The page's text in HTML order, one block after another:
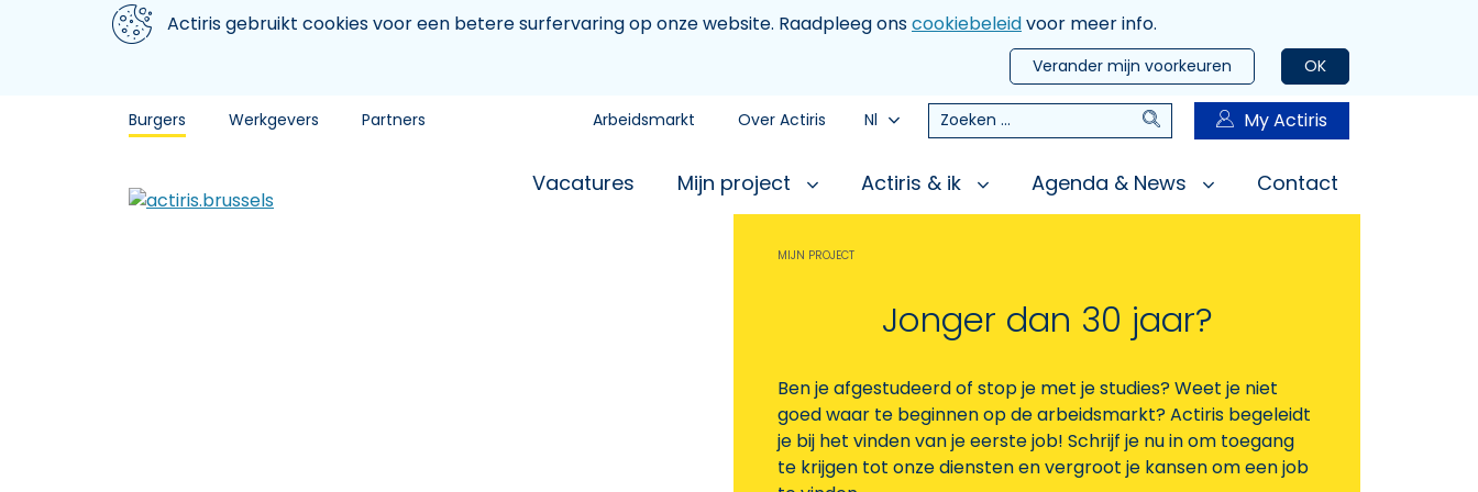
Aller au contenu principal
We gebruiken cookiesActiris gebruikt cookies voor een betere surfervaring op onze website. Raadpleeg onscookiebeleidvoor meer info.
OK
Verander mijn voorkeuren
Burgers Werkgevers Partners Arbeidsmarkt Over Actiris Nl Zoeken Zoeken My Actiris
Vacatures Mijn project Actiris & ik Agenda & News Contact
MIJN PROJECT
Jonger dan 30 jaar?
Ben je afgestudeerd of stop je met je studies? Weet je niet
goed waar te beginnen op de arbeidsmarkt? Actiris begeleidt
je bij het vinden van je eerste job! Schrijf je nu in om toegang
te krijgen tot onze diensten en vergroot je kansen om een job